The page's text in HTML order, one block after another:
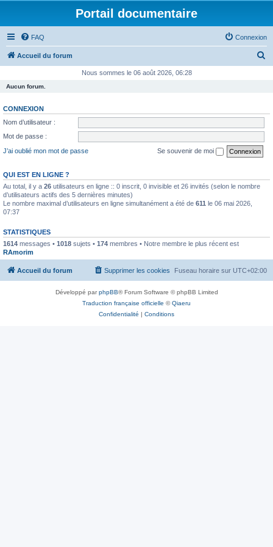
Portail documentaire
FAQ Connexion
Accueil du forum
e
Nous sommes le 06 août 2026, 06:28
Aucun forum.
CONNEXION
Nom d’utilisateur :
Mot de passe :
J’ai oublié mon mot de passe
Se souvenir de moi
QUI EST EN LIGNE ?
Au total, il y a 26 utilisateurs en ligne :: 0 inscrit, 0 invisible et 26 invités (selon le nombre
d’utilisateurs actifs des 5 dernières minutes)
Le nombre maximal d’utilisateurs en ligne simultanément a été de 611 le 06 mai 2026,
07:37
STATISTIQUES
1614 messages • 1018 sujets • 174 membres • Notre membre le plus récent est
RAmorim
Accueil du forum Fuseau horaire sur UTC+02:00
Supprimer les cookies
Développé parphpBB® Forum Software © phpBB Limited
Traduction française officielle ©Qiaeru
Confidentialité | Conditions